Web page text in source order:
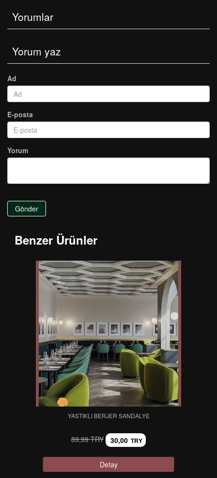
Yorumlar
Yorum yaz
Ad
E-posta
Yorum
Gönder
Benzer Ürünler
YASTIKLI BERJER SANDALYE
89,99 TRY 30,00 TRY
Detay